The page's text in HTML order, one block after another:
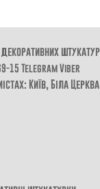
15 TelegramViber
Київ,Біла Церква